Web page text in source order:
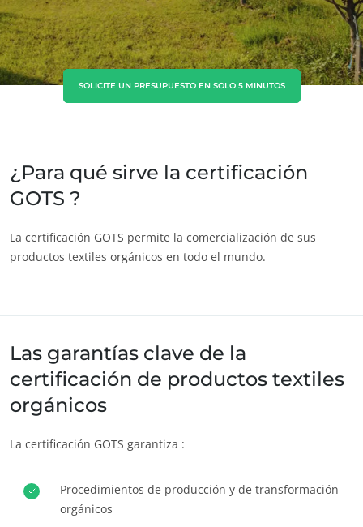
Túnez (francés)
Asia
China (chino)
(japonés)
America
Argentina (español)
Brasil (portugués)
Canadá (inglés)
Colombia (español)
Estados Unidos
Perú (español)
Europa
Alemania
SOLICITE UN PRESUPUESTO EN SOLO 5 MINUTOS
¿Para qué sirve la certificación
GOTS ?
La certificación GOTS permite la comercialización de sus
productos textiles orgánicos en todo el mundo.
Las garantías clave de la
certificación de productos textiles
orgánicos
La certificación GOTS garantiza :
Procedimientos de producción y de transformación
orgánicos